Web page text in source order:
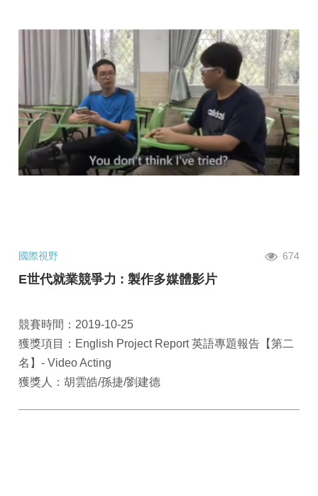
國際視野 674
E世代就業競爭力 : 製作多媒體影片
競賽時間：2019-10-25
獲獎項目：English Project Report 英語專題報告【第二
名】- Video Acting
獲獎人：胡雲皓/孫捷/劉建德